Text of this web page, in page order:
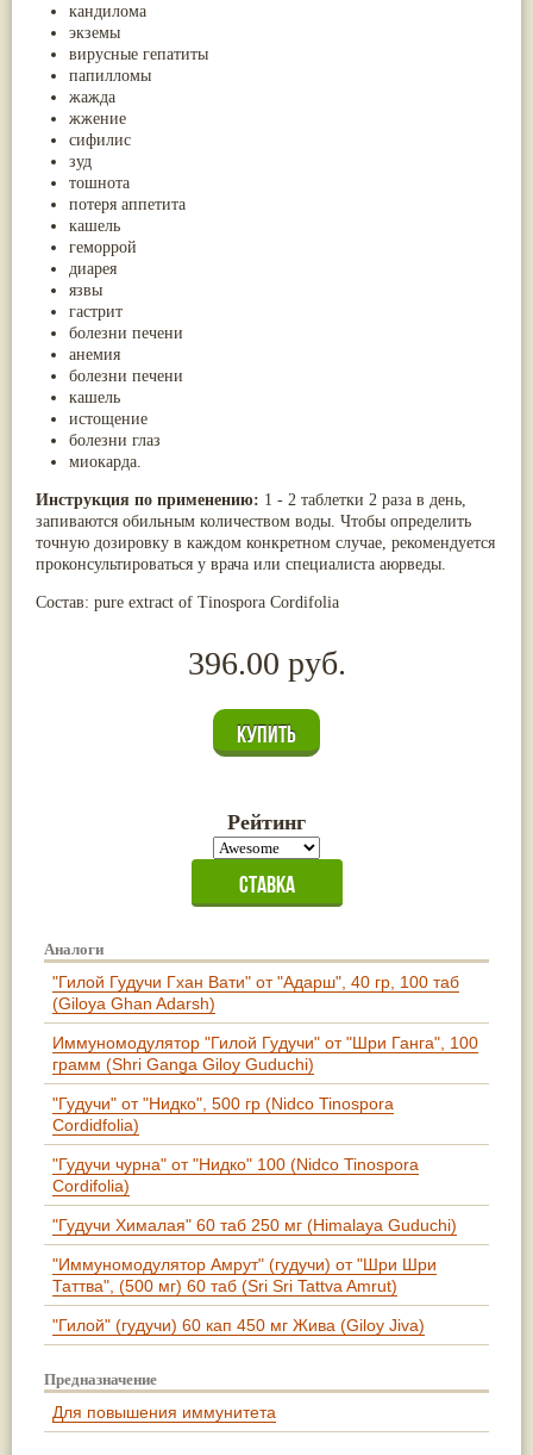
кандилома
экземы
вирусные гепатиты
папилломы
жажда
жжение
сифилис
зуд
тошнота
потеря аппетита
кашель
геморрой
диарея
язвы
гастрит
болезни печени
анемия
болезни печени
кашель
истощение
болезни глаз
миокарда.
Инструкция по применению: 1 - 2 таблетки 2 раза в день,
запиваются обильным количеством воды. Чтобы определить
точную дозировку в каждом конкретном случае, рекомендуется
проконсультироваться у врача или специалиста аюрведы.
Состав: pure extract of Tinospora Cordifolia
396.00 руб.
Рейтинг
Аналоги
"Гилой Гудучи Гхан Вати" от "Адарш", 40 гр, 100 таб
(Giloya Ghan Adarsh)
Иммуномодулятор "Гилой Гудучи" от "Шри Ганга", 100
грамм (Shri Ganga Giloy Guduchi)
"Гудучи" от "Нидко", 500 гр (Nidco Tinospora
Сordidfolia)
"Гудучи чурна" от "Нидко" 100 (Nidco Tinospora
Сordifolia)
"Гудучи Хималая" 60 таб 250 мг (Himalaya Guduchi)
"Иммуномодулятор Амрут" (гудучи) от "Шри Шри
Таттва", (500 мг) 60 таб (Sri Sri Tattva Amrut)
"Гилой" (гудучи) 60 кап 450 мг Жива (Giloy Jiva)
Предназначение
Для повышения иммунитета